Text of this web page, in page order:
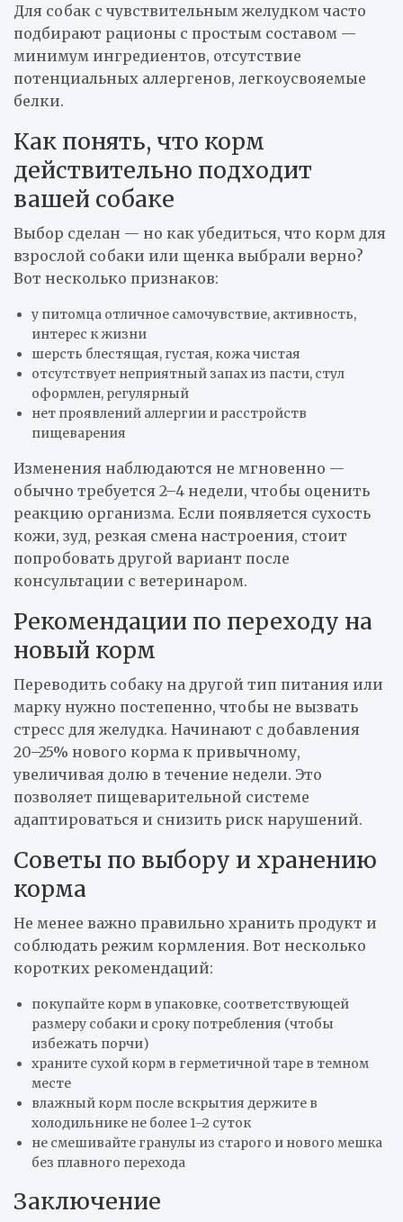
Для собак с чувствительным желудком часто
подбирают рационы с простым составом —
минимум ингредиентов, отсутствие
потенциальных аллергенов, легкоусвояемые
белки.
Как понять, что корм
действительно подходит
вашей собаке
Выбор сделан — но как убедиться, что корм для
взрослой собаки или щенка выбрали верно?
Вот несколько признаков:
у питомца отличное самочувствие, активность,
интерес к жизни
шерсть блестящая, густая, кожа чистая
отсутствует неприятный запах из пасти, стул
оформлен, регулярный
нет проявлений аллергии и расстройств
пищеварения
Изменения наблюдаются не мгновенно —
обычно требуется 2–4 недели, чтобы оценить
реакцию организма. Если появляется сухость
кожи, зуд, резкая смена настроения, стоит
попробовать другой вариант после
консультации с ветеринаром.
Рекомендации по переходу на
новый корм
Переводить собаку на другой тип питания или
марку нужно постепенно, чтобы не вызвать
стресс для желудка. Начинают с добавления
20–25% нового корма к привычному,
увеличивая долю в течение недели. Это
позволяет пищеварительной системе
адаптироваться и снизить риск нарушений.
Советы по выбору и хранению
корма
Не менее важно правильно хранить продукт и
соблюдать режим кормления. Вот несколько
коротких рекомендаций:
покупайте корм в упаковке, соответствующей
размеру собаки и сроку потребления (чтобы
избежать порчи)
храните сухой корм в герметичной таре в темном
месте
влажный корм после вскрытия держите в
холодильнике не более 1–2 суток
не смешивайте гранулы из старого и нового мешка
без плавного перехода
Заключение